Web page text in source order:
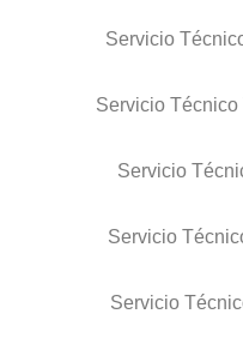
Servicio
Servicio
Servicio
Servicio
Servicio